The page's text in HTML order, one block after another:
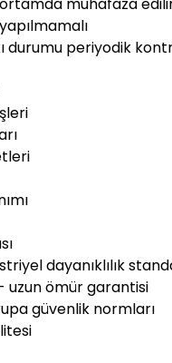
durumu periyodik
dayanıklılık
uzun ömür garantisi
güvenlik normları